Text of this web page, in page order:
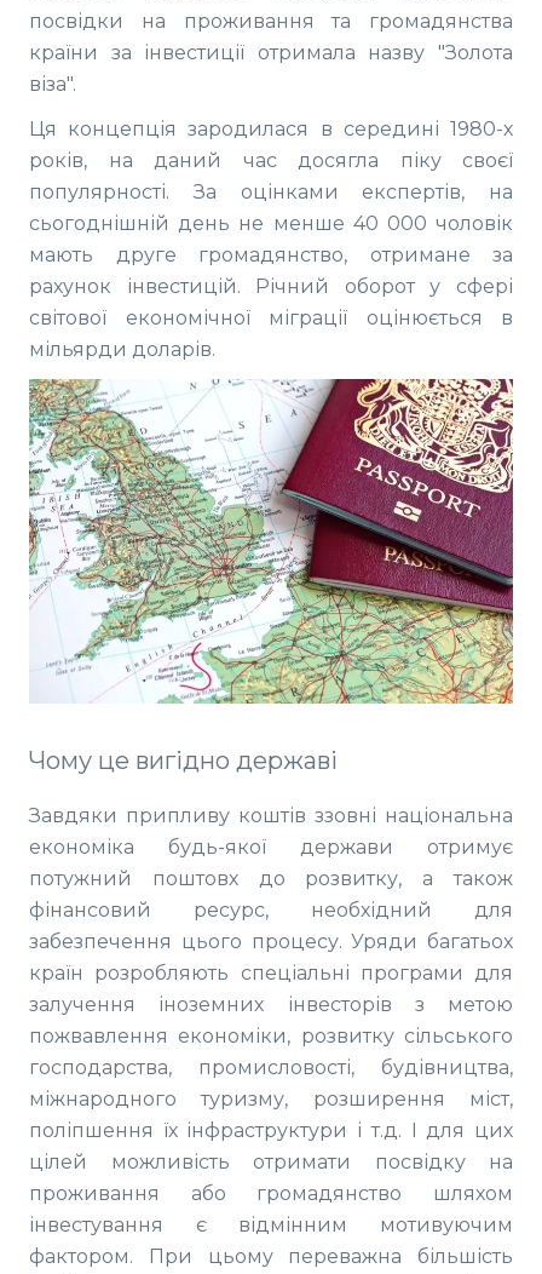
посвідки на проживання та громадянства
країни за інвестиції отримала назву "Золота
віза".
Ця концепція зародилася в середині 1980-х
років, на даний час досягла піку своєї
популярності. За оцінками експертів, на
сьогоднішній день не менше 40 000 чоловік
мають друге громадянство, отримане за
рахунок інвестицій. Річний оборот у сфері
світової економічної міграції оцінюється в
мільярди доларів.
Чому це вигідно державі
Завдяки припливу коштів ззовні національна
економіка будь-якої держави отримує
потужний поштовх до розвитку, а також
фінансовий ресурс, необхідний для
забезпечення цього процесу. Уряди багатьох
країн розробляють спеціальні програми для
залучення іноземних інвесторів з метою
пожвавлення економіки, розвитку сільського
господарства, промисловості, будівництва,
міжнародного туризму, розширення міст,
поліпшення їх інфраструктури і т.д. І для цих
цілей можливість отримати посвідку на
проживання або громадянство шляхом
інвестування є відмінним мотивуючим
фактором. При цьому переважна більшість